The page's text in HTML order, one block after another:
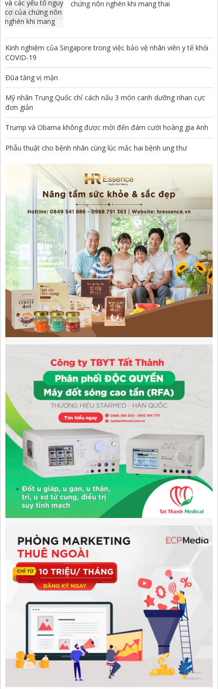
chứng nôn nghén khi mang thai
Kinh nghiệm của Singapore trong việc bảo vệ nhân viên y tế khỏi
COVID-19
Đũa tăng vị mặn
Mỹ nhân Trung Quốc chỉ cách nấu 3 món canh dưỡng nhan cực
đơn giản
Trump và Obama không được mời đến đám cưới hoàng gia Anh
Phẫu thuật cho bệnh nhân cùng lúc mắc hai bệnh ung thư